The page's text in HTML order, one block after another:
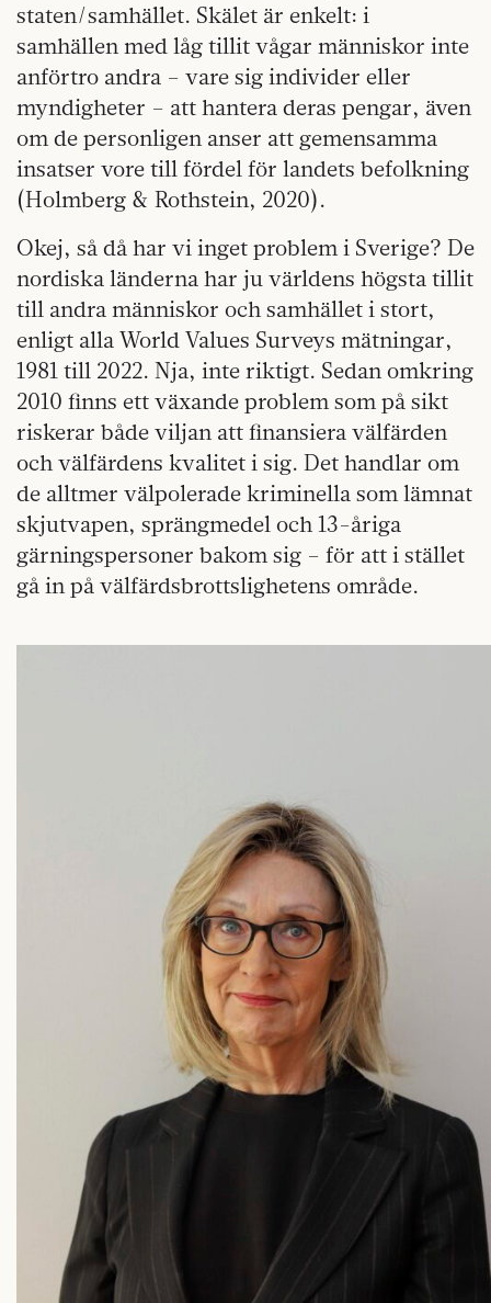
staten/samhället. Skälet är enkelt: i
samhällen med låg tillit vågar människor inte
anförtro andra – vare sig individer eller
myndigheter – att hantera deras pengar, även
om de personligen anser att gemensamma
insatser vore till fördel för landets befolkning
(Holmberg & Rothstein, 2020).
Okej, så då har vi inget problem i Sverige? De
nordiska länderna har ju världens högsta tillit
till andra människor och samhället i stort,
enligt alla World Values Surveys mätningar,
1981 till 2022. Nja, inte riktigt. Sedan omkring
2010 finns ett växande problem som på sikt
riskerar både viljan att finansiera välfärden
och välfärdens kvalitet i sig. Det handlar om
de alltmer välpolerade kriminella som lämnat
skjutvapen, sprängmedel och 13-åriga
gärningspersoner bakom sig – för att i stället
gå in på välfärdsbrottslighetens område.